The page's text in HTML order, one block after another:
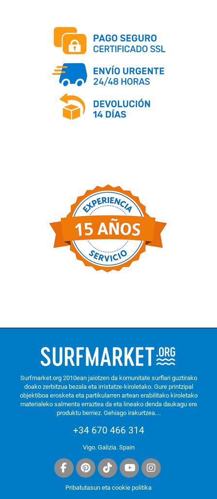
Surfmarket.org 2010ean jaiotzen da komunitate surflari guztirako
doako zerbitzua bezala eta irristatze-kiroletako. Gure printzipal
objektiboa erosketa eta partikularren artean erabilitako kiroletako
materialeko salmenta erraztea da eta lineako denda daukagu ere
produktu berriez. Gehiago irakurtzea....
+34 670 466 314
Vigo. Galizia. Spain
Pribatutasun eta cookie politika